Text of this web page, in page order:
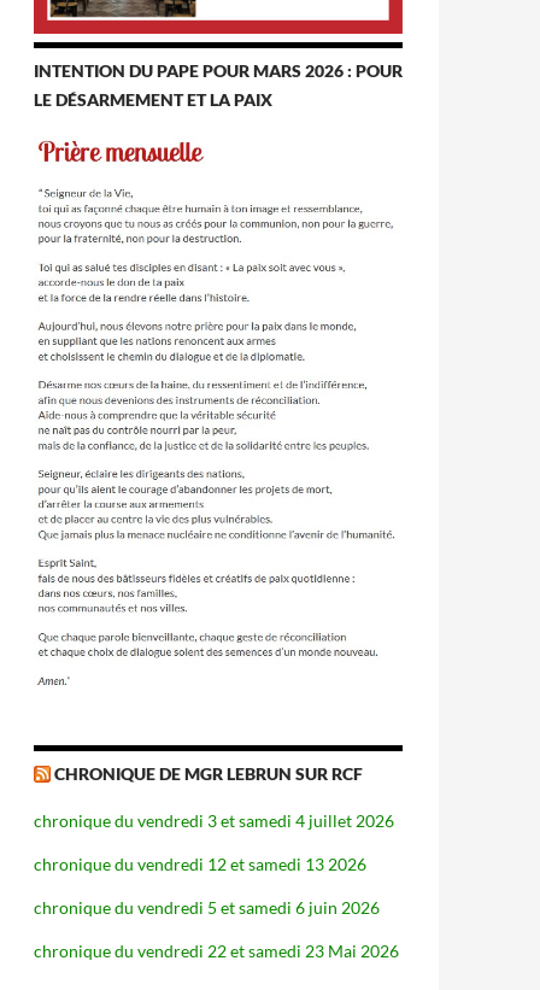
INTENTION DU PAPE POUR MARS 2026 : POUR
LE DÉSARMEMENT ET LA PAIX
CHRONIQUE DE MGR LEBRUN SUR RCF
chronique du vendredi 3 et samedi 4 juillet 2026
chronique du vendredi 12 et samedi 13 2026
chronique du vendredi 5 et samedi 6 juin 2026
chronique du vendredi 22 et samedi 23 Mai 2026